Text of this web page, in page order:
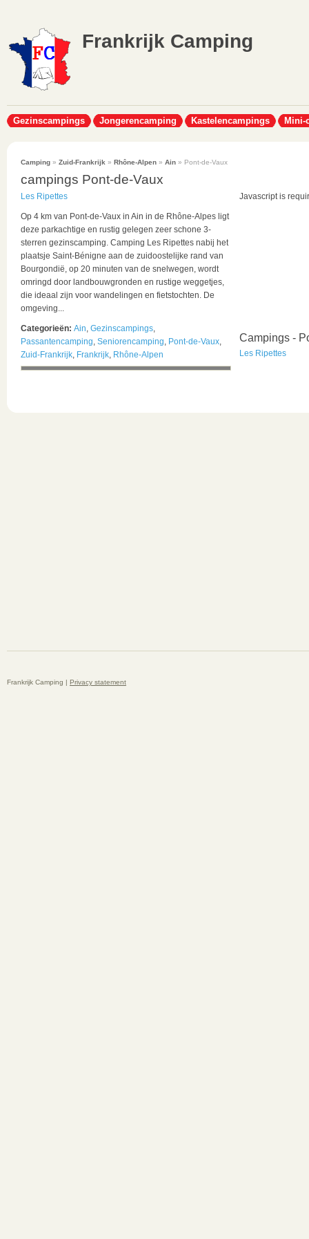
Frankrijk Camping
Gezinscampings Jongerencamping Kastelencampings Mini-
Camping » Zuid-Frankrijk » Rhône-Alpen » Ain » Pont-de-Vaux
campings Pont-de-Vaux
Les Ripettes
Op 4 km van Pont-de-Vaux in Ain in de Rhône-Alpes ligt
deze parkachtige en rustig gelegen zeer schone 3-
sterren gezinscamping. Camping Les Ripettes nabij het
plaatsje Saint-Bénigne aan de zuidoostelijke rand van
Bourgondië, op 20 minuten van de snelwegen, wordt
omringd door landbouwgronden en rustige weggetjes,
die ideaal zijn voor wandelingen en fietstochten. De
omgeving...
Categorieën: Ain, Gezinscampings,
Passantencamping, Seniorencamping, Pont-de-Vaux,
Zuid-Frankrijk, Frankrijk, Rhône-Alpen
Javascript is
Campings -
Les Ripettes
Frankrijk Camping | Privacy statement